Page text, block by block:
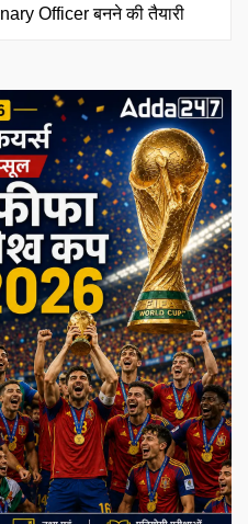
Officer बनने की तैयारी